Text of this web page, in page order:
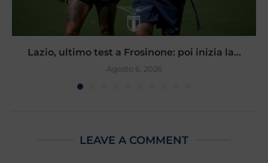
Lazio, ultimo test a Frosinone: poi inizia la...
Agosto 6, 2026
LEAVE A COMMENT